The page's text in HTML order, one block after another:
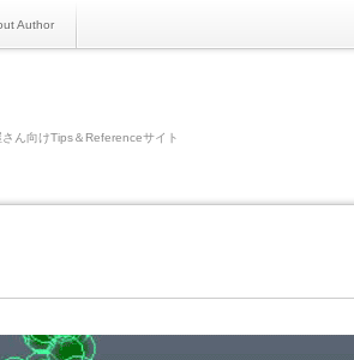
Author
ん向けTips＆Referenceサイト